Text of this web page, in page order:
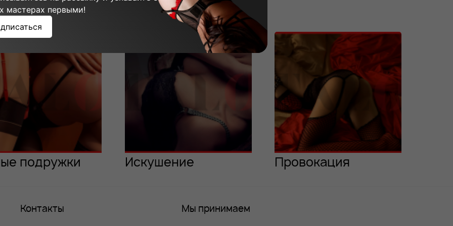
подружки Искушение Провокация
Контакты Мы принимаем
мастерах первыми!